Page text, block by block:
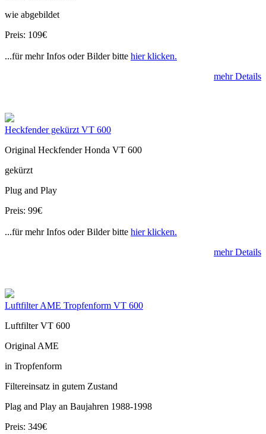
wie abgebildet
Preis: 109€
...für mehr Infos oder Bilder bitte hier klicken.
mehr Details
Heckfender gekürzt VT 600
Original Heckfender Honda VT 600
gekürzt
Plug and Play
Preis: 99€
...für mehr Infos oder Bilder bitte hier klicken.
mehr Details
Luftfilter AME Tropfenform VT 600
Luftfilter VT 600
Original AME
in Tropfenform
Filtereinsatz in gutem Zustand
Plag and Play an Baujahren 1988-1998
Preis: 349€